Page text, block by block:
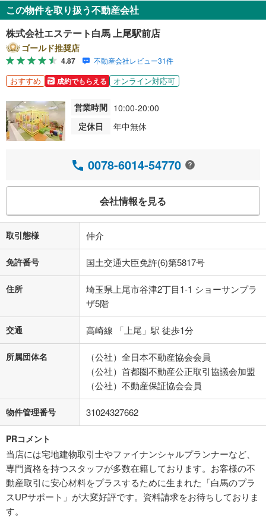
この物件を取り扱う不動産会社
株式会社エステート白馬 上尾駅前店
ゴールド推奨店
4.87 不動産会社レビュー31件
おすすめ 成約でもらえる オンライン対応可
営業時間 10:00-20:00
定休日
年中無休
0078-6014-54770
会社情報を見る
取引態様 仲介
免許番号 国土交通大臣免許(6)第5817号
住所
埼玉県上尾市谷津2丁目1-1 ショーサンプラ
ザ5階
交通 高崎線 「上尾」駅 徒歩1分
所属団体名
（公社）全日本不動産協会会員
（公社）首都圏不動産公正取引協議会加盟
（公社）不動産保証協会会員
物件管理番号 31024327662
PRコメント
当店には宅地建物取引士やファイナンシャルプランナーなど、
専門資格を持つスタッフが多数在籍しております。お客様の不
動産取引に安心材料をプラスするために生まれた「白馬のプラ
スUPサポート」が大変好評です。資料請求をお待ちしておりま
す。